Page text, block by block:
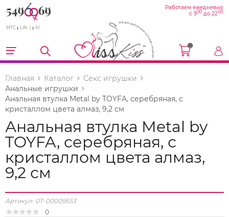
МТС Life :) A1
Работаем ежедневно
с 900 до 2200
0
Главная Каталог
Секс игрушки
Анальные игрушки
Анальная втулка Metal by TOYFA, серебряная, с
кристаллом цвета алмаз, 9,2 см
Анальная втулка Metal by
TOYFA, серебряная, с
кристаллом цвета алмаз,
9,2 см
Артикул: 0T-00009553
0